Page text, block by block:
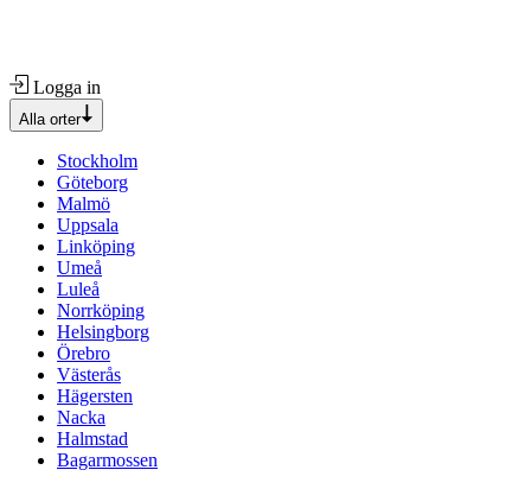
Logga in
Alla orter
Stockholm
Göteborg
Malmö
Uppsala
Linköping
Umeå
Luleå
Norrköping
Helsingborg
Örebro
Västerås
Hägersten
Nacka
Halmstad
Bagarmossen